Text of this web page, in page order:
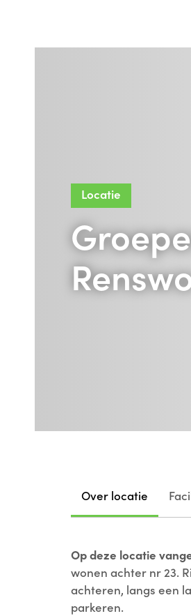
Locatie
Over locatie
Op deze locatie
wonen achter nr 23.
achteren, langs een
parkeren.